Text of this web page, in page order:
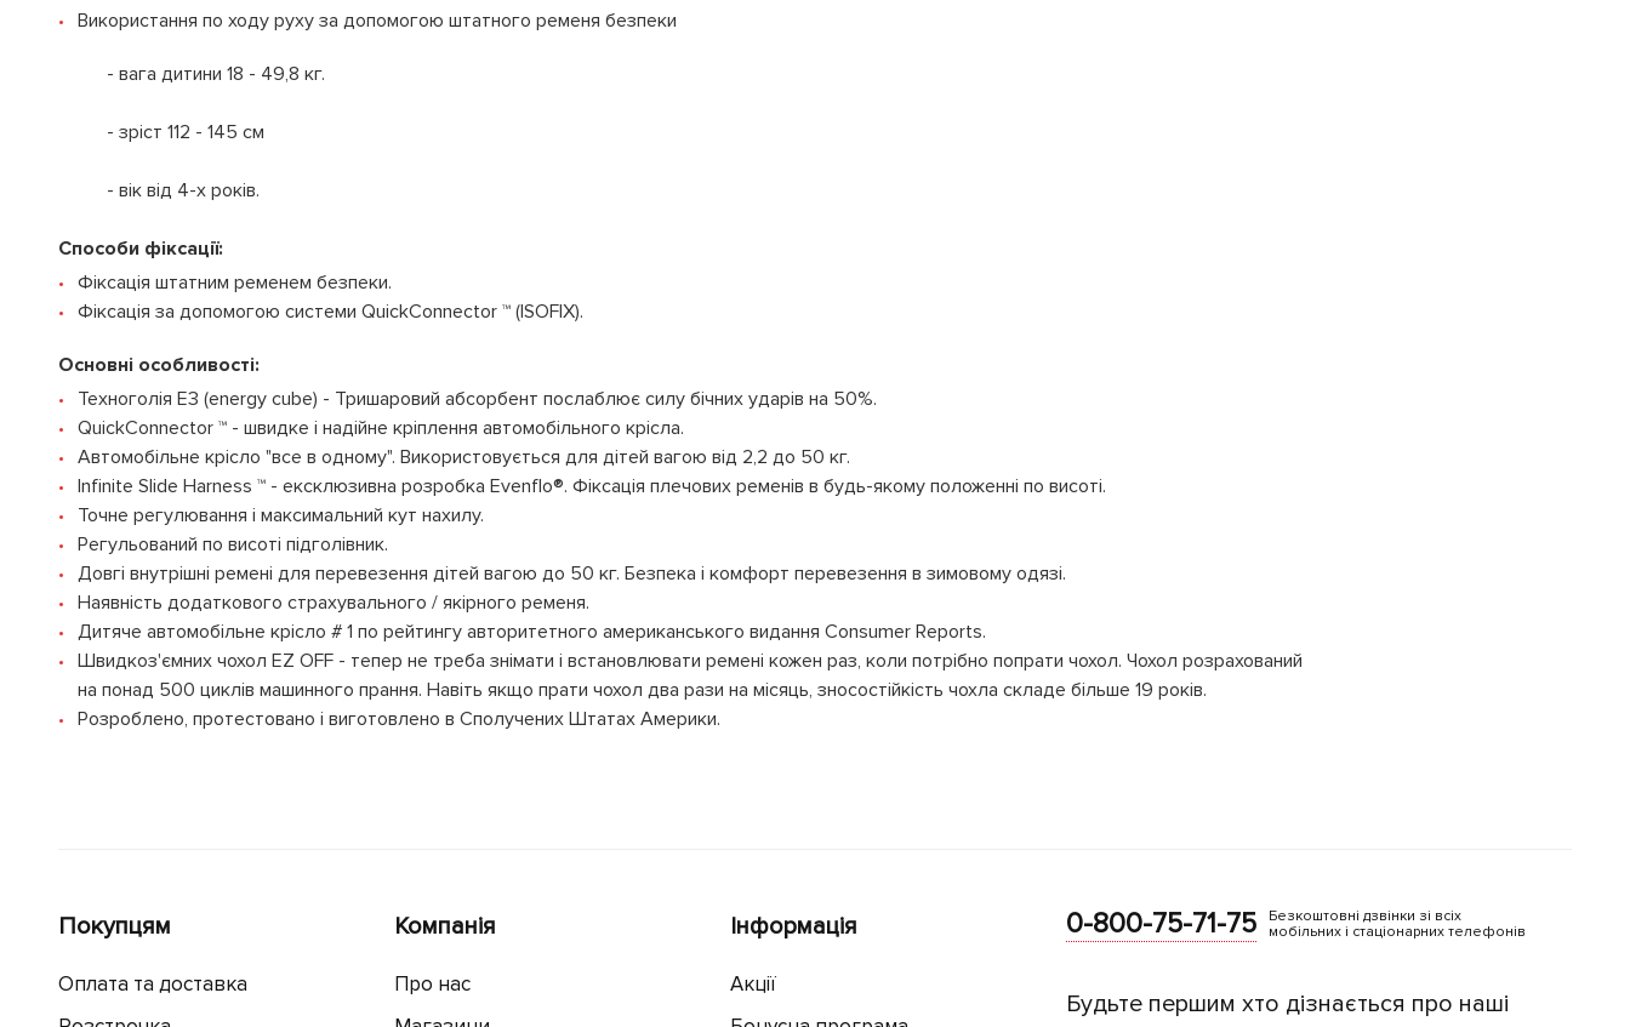
Використання по ходу руху за допомогою штатного ременя безпеки
- вага дитини 18 - 49,8 кг.
- зріст 112 - 145 см
- вік від 4-х років.
Способи фіксації:
Фіксація штатним ременем безпеки.
Фіксація за допомогою системи QuickConnector ™ (ISOFIX).
Основні особливості:
Техноголія E3 (energy cube) - Тришаровий абсорбент послаблює силу бічних ударів на 50%.
QuickConnector ™ - швидке і надійне кріплення автомобільного крісла.
Автомобільне крісло "все в одному". Використовується для дітей вагою від 2,2 до 50 кг.
Infinite Slide Harness ™ - ексклюзивна розробка Evenflo®. Фіксація плечових ременів в будь-якому положенні по висоті.
Точне регулювання і максимальний кут нахилу.
Регульований по висоті підголівник.
Довгі внутрішні ремені для перевезення дітей вагою до 50 кг. Безпека і комфорт перевезення в зимовому одязі.
Наявність додаткового страхувального / якірного ременя.
Дитяче автомобільне крісло # 1 по рейтингу авторитетного американського видання Consumer Reports.
Швидкоз'ємних чохол EZ OFF - тепер не треба знімати і встановлювати ремені кожен раз, коли потрібно попрати чохол. Чохол розрахований
на понад 500 циклів машинного прання. Навіть якщо прати чохол два рази на місяць, зносостійкість чохла складе більше 19 років.
Розроблено, протестовано і виготовлено в Сполучених Штатах Америки.
Покупцям
Оплата та доставка
Компанія
Про нас
Інформація
Акції
0-800-75-71-75
Безкоштовні дзвінки зі всіх
мобільних і стаціонарних телефонів
Будьте першим хто дізнається про наші